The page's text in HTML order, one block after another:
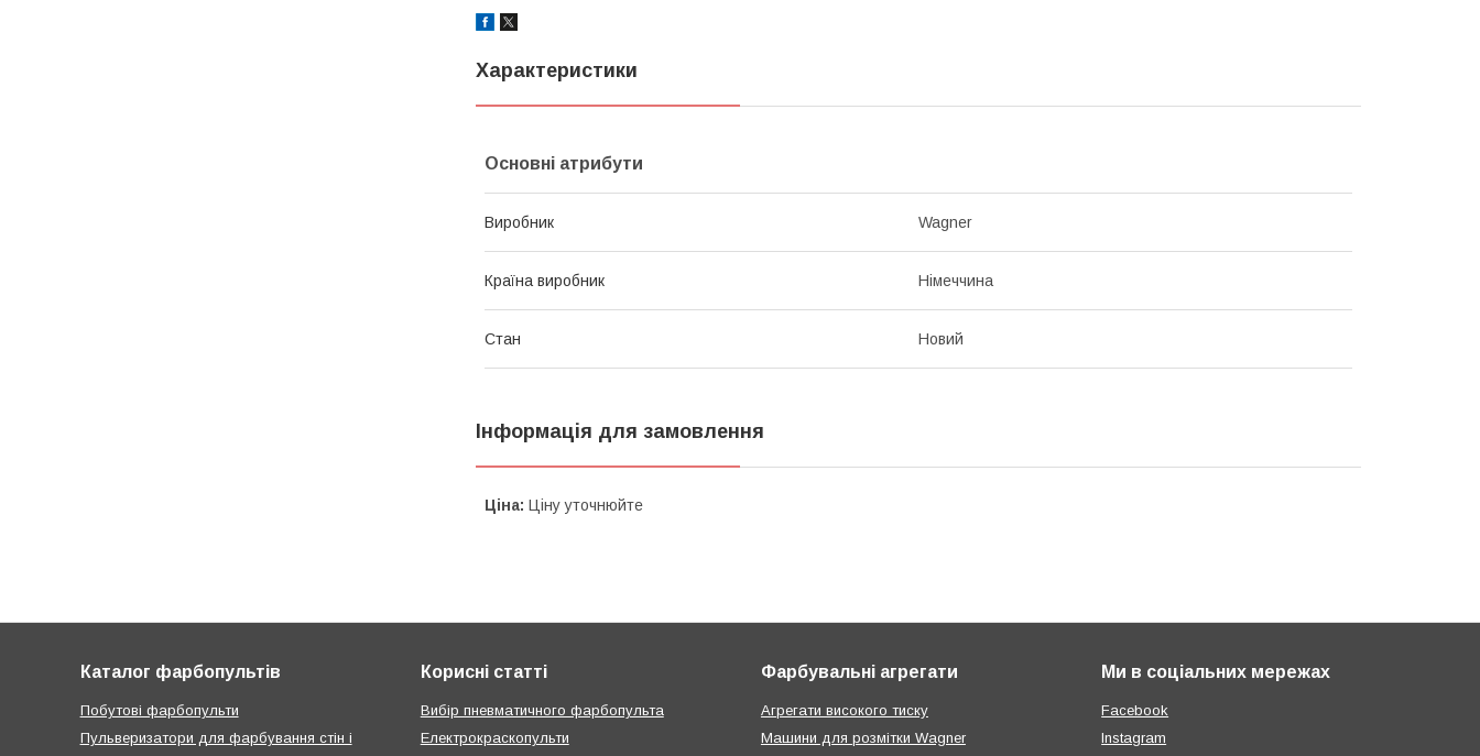
Характеристики
Основні атрибути
Виробник Wagner
Країна виробник Німеччина
Стан Новий
Інформація для замовлення
Ціна: Ціну уточнюйте
Каталог фарбопультів
Побутові фарбопульти
Пульверизатори для фарбування стін і
Корисні статті
Вибір пневматичного фарбопульта
Електрокраскопульти
Фарбувальні агрегати
Агрегати високого тиску
Машини для розмітки Wagner
Ми в соціальних мережах
Facebook
Instagram